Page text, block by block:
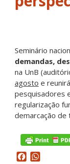
Seminário
demandas,
na UnB
agosto e
pesquisadores
regularização
demarcação de
Facebook